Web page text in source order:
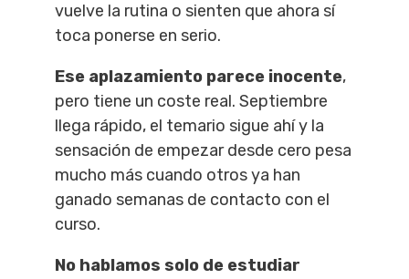
vuelve la rutina o sienten que ahora sí
toca ponerse en serio.
Ese aplazamiento parece inocente,
pero tiene un coste real. Septiembre
llega rápido, el temario sigue ahí y la
sensación de empezar desde cero pesa
mucho más cuando otros ya han
ganado semanas de contacto con el
curso.
No hablamos solo de estudiar